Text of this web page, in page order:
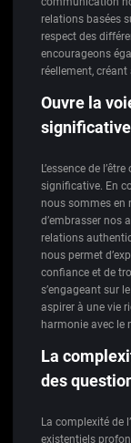
relations basées
respect des
encourageons
réellement,
Ouvre la
L’essence de
significative. En
nous sommes en
d’embrasser nos
relations
nous permet
confiance et de
s’engageant sur
aspirer à une vie
harmonie avec le
La
des
La complexité de
existentiels